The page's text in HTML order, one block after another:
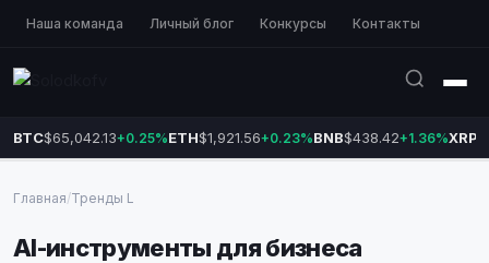
Наша команда Личный блог Конкурсы Контакты
BTC$65,042.13+0.25%ETH$1,921.56+0.23%BNB$438.42+1.36%XRP
Главная/Тренды L
AI-инструменты для бизнеса